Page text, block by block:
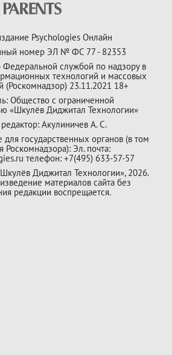
Psychologies Онлайн
номер ЭЛ № ФС 77 - 82353
Федеральной службой по надзору в
технологий и массовых
(Роскомнадзор) 23.11.2021 18+
Общество с ограниченной
«Шкулёв Диджитал Технологии»
Акулиничев А. С.
государственных органов (в том
Роскомнадзора): Эл. почта:
телефон: +7(495) 633-57-57
Диджитал Технологии», 2026.
материалов сайта без
редакции воспрещается.